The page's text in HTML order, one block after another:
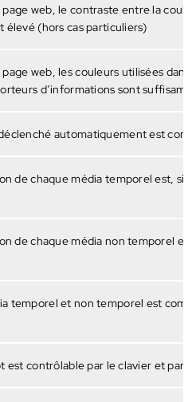
page web, le contraste entre la
élevé (hors cas particuliers)
page web, les couleurs utilisées
d’informations sont
automatiquement est
de chaque média temporel est, si
de chaque média non temporel
temporel et non temporel est
est contrôlable par le clavier et par